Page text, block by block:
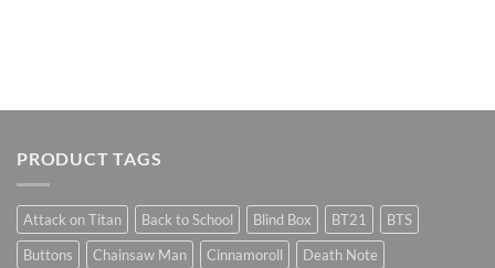
PRODUCT TAGS
Attack on Titan Back to School Blind Box BT21
BTS
Buttons
Chainsaw Man Cinnamoroll
Death Note